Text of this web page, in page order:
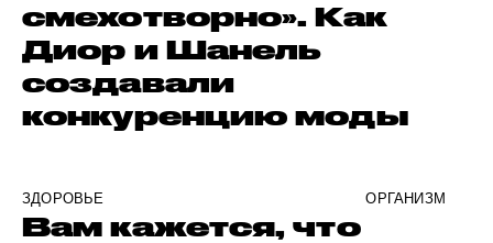
смехотворно». Как
Диор и Шанель
создавали
конкуренцию моды
ЗДОРОВЬЕ ОРГАНИЗМ
Вам кажется, что